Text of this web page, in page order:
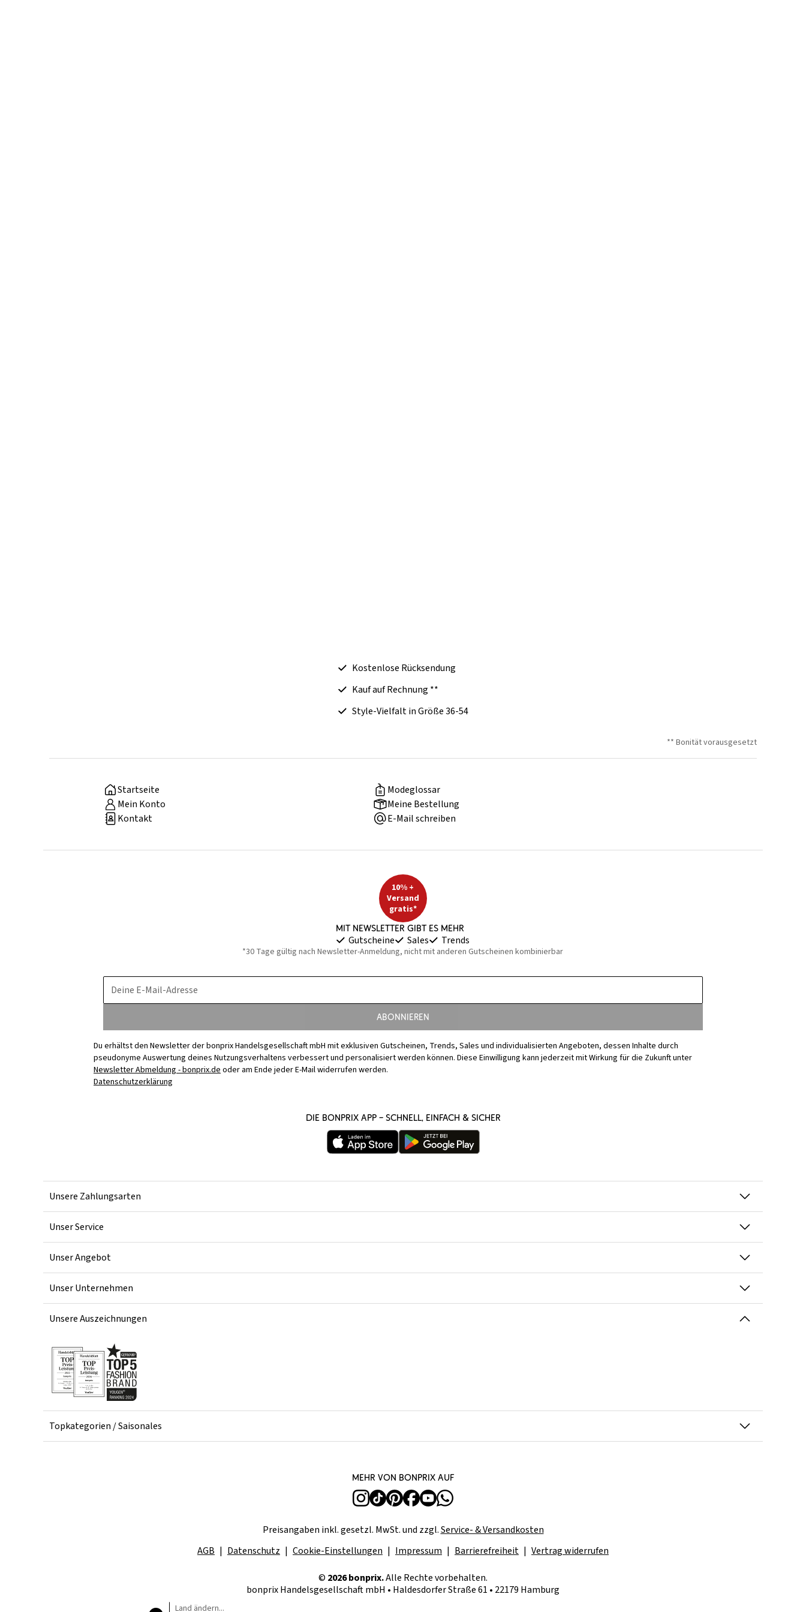
Kostenlose Rücksendung
Kauf auf Rechnung **
Style-Vielfalt in Größe 36-54
** Bonität vorausgesetzt
Startseite
Modeglossar
Mein Konto
Meine Bestellung
Kontakt
E-Mail schreiben
10% +
Versand
gratis*
Mit Newsletter gibt es mehr
Gutscheine Sales Trends
*30 Tage gültig nach Newsletter-Anmeldung, nicht mit anderen Gutscheinen kombinierbar
Deine E-Mail-Adresse
Abonnieren
Du erhältst den Newsletter der bonprix Handelsgesellschaft mbH mit exklusiven Gutscheinen, Trends, Sales und individualisierten Angeboten, dessen Inhalte durch
pseudonyme Auswertung deines Nutzungsverhaltens verbessert und personalisiert werden können. Diese Einwilligung kann jederzeit mit Wirkung für die Zukunft unter
Newsletter Abmeldung - bonprix.deoder am Ende jeder E-Mail widerrufen werden.
Datenschutzerklärung
Die bonprix App – schnell, einfach & sicher
Unsere Zahlungsarten
Unser Service
Unser Angebot
Unser Unternehmen
Unsere Auszeichnungen
Topkategorien / Saisonales
Mehr von bonprix auf
Preisangaben inkl. gesetzl. MwSt. und zzgl.Service- & Versandkosten
AGB
Datenschutz Cookie-Einstellungen Impressum Barrierefreiheit Vertrag widerrufen
© 2026 bonprix.Alle Rechte vorbehalten.
bonprix Handelsgesellschaft mbH • Haldesdorfer Straße 61 • 22179 Hamburg
Land ändern...